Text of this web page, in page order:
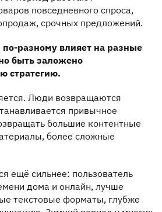
повседневного спроса,
срочных предложений.
разному влияет на разные
быть заложено
стратегию.
Люди возвращаются
привычное
большие контентные
более сложные
ещё сильнее: пользователь
дома и онлайн, лучше
текстовые форматы, глубже